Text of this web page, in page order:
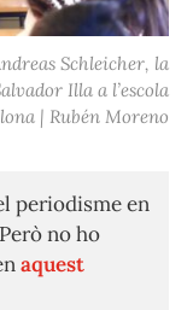
Schleicher, la
Illa a l’escola
| Rubén Moreno
periodisme en
no ho
aquest